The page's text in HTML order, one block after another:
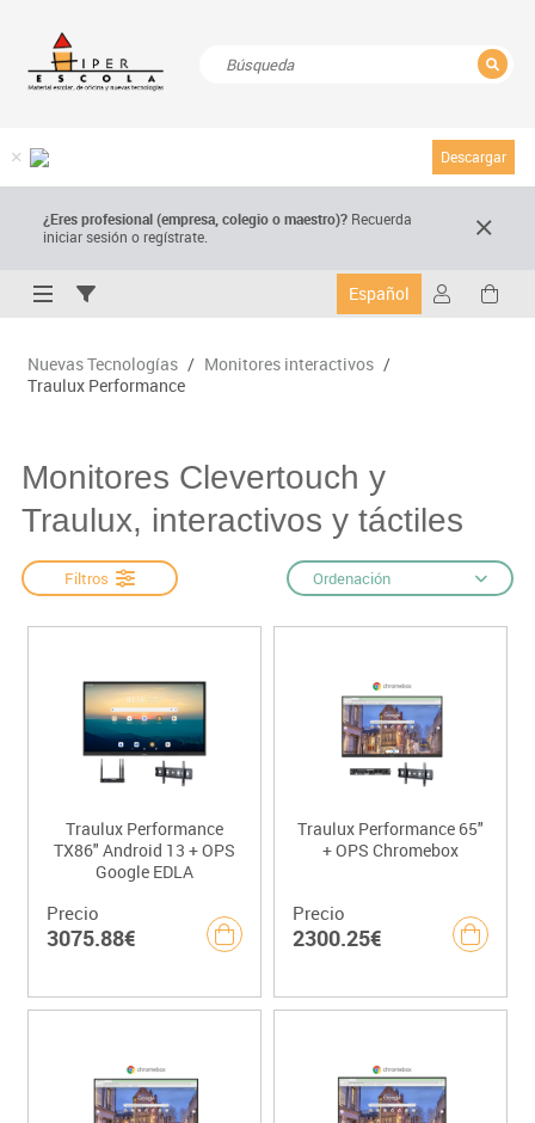
Descargar
¿Eres profesional (empresa, colegio o maestro)? Recuerda
iniciar sesión o regístrate.
Español
Nuevas Tecnologías / Monitores interactivos /
Traulux Performance
Monitores Clevertouch y
Traulux, interactivos y táctiles
Filtros Ordenación
Traulux Performance
TX86" Android 13 + OPS
Google EDLA
Precio
3075.88€
Traulux Performance 65"
+ OPS Chromebox
Precio
2300.25€